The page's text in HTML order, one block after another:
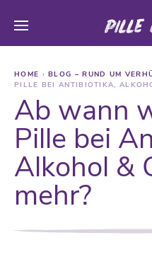
HOME › BLOG – RUND UM
PILLE BEI ANTIBIOTIKA,
Ab wann
Pille bei
Alkohol &
mehr?